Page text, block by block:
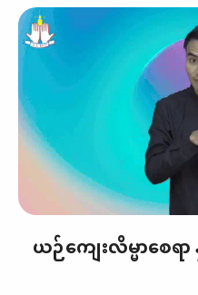
ယဉ်ကျေးလိမ္မာစေ